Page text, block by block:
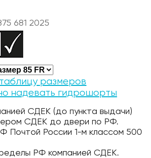
681 2025
размеров
надевать гидрошорты
СДЕК (до пункта выдачи)
СДЕК до двери по РФ.
Почтой России 1-м классом 500
РФ компанией СДЕК.